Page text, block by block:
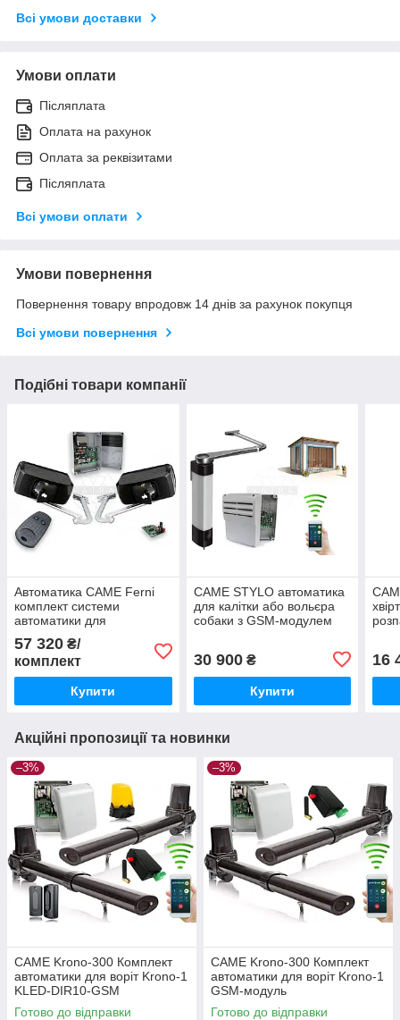
Всі умови доставки
Умови оплати
Післяплата
Оплата на рахунок
Оплата за реквізитами
Післяплата
Всі умови оплати
Умови повернення
Повернення товару впродовж 14 днів за рахунок покупця
Всі умови повернення
Подібні товари компанії
Автоматика CAME Ferni
комплект системи
автоматики для
57 320 ₴/
комплект
Купити
CAME STYLO автоматика
для калітки або вольєра
собаки з GSM-модулем
30 900₴
Купити
16
Акційні пропозиції та новинки
–3%
CAME Krono-300 Комплект
автоматики для воріт Krono-1
KLED-DIR10-GSM
Готово до відправки
–3%
CAME Krono-300 Комплект
автоматики для воріт Krono-1
GSM-модуль
Готово до відправки